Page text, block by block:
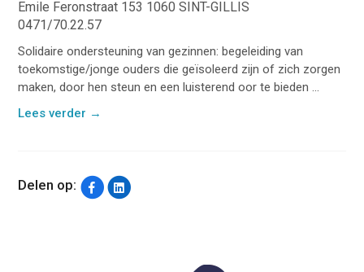
Emile Feronstraat 153 1060 SINT-GILLIS
0471/70.22.57
Solidaire ondersteuning van gezinnen: begeleiding van
toekomstige/jonge ouders die geïsoleerd zijn of zich zorgen
maken, door hen steun en een luisterend oor te bieden ...
Lees verder →
Delen op: